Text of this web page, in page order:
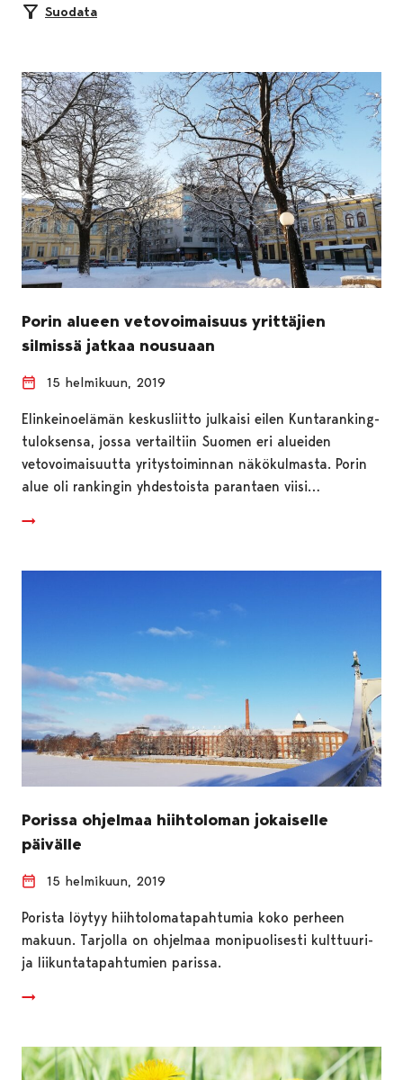
Suodata
Porin alueen vetovoimaisuus yrittäjien
silmissä jatkaa nousuaan
15 helmikuun, 2019
Elinkeinoelämän keskusliitto julkaisi eilen Kuntaranking-
tuloksensa, jossa vertailtiin Suomen eri alueiden
vetovoimaisuutta yritystoiminnan näkökulmasta. Porin
alue oli rankingin yhdestoista parantaen viisi…
Porissa ohjelmaa hiihtoloman jokaiselle
päivälle
15 helmikuun, 2019
Porista löytyy hiihtolomatapahtumia koko perheen
makuun. Tarjolla on ohjelmaa monipuolisesti kulttuuri-
ja liikuntatapahtumien parissa.